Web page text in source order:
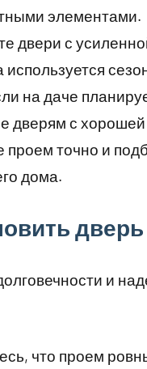
элементами.
двери с
на даче
дверям с
проем точно и
дома.
и
что проем